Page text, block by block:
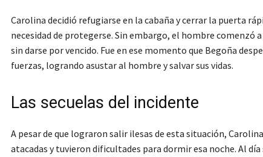
Carolina decidió refugiarse en la cabaña y cerrar la puerta
necesidad de protegerse. Sin embargo, el hombre comenzó
sin darse por vencido. Fue en ese momento que Begoña
fuerzas, logrando asustar al hombre y salvar sus vidas.
Las secuelas del incidente
A pesar de que lograron salir ilesas de esta situación,
atacadas y tuvieron dificultades para dormir esa noche. Al